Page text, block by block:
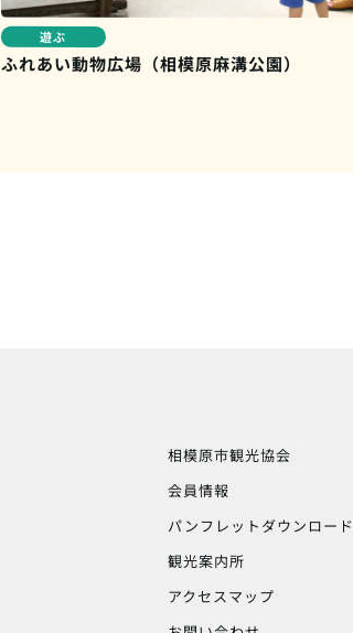
遊ぶ
ふれあい動物広場（相模原麻溝公園）
相模原市観光協会
会員情報
パンフレットダウンロード
観光案内所
アクセスマップ